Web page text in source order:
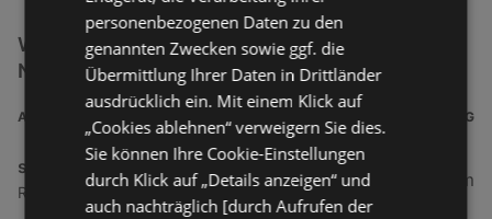
Weitere Elektro & Multimedia Filialen in der
Nähe
ADRESSE ENTFERNUNG
simpli.at
Roseggerstraße 8, 6890 Lustenau
6 km
personenbezogenen Daten zu den
genannten Zwecken sowie ggf. die
Übermittlung Ihrer Daten in Drittländer
ausdrücklich ein. Mit einem Klick auf
„Cookies ablehnen“ verweigern Sie dies.
Sie können Ihre Cookie-Einstellungen
durch Klick auf „Details anzeigen“ und
auch nachträglich [durch Aufrufen der